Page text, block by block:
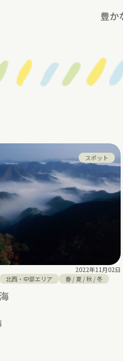
豊か
スポット
2022年11月02日
北西・中部エリア 春/ 夏/秋/冬